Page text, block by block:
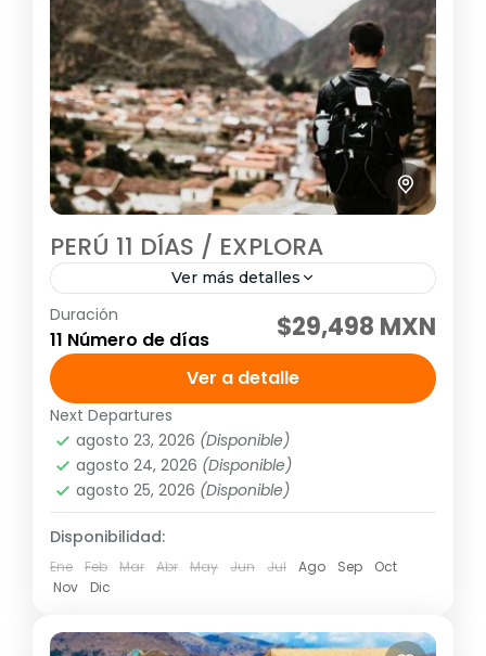
PERÚ 11 DÍAS / EXPLORA
Ver más detalles
Visitando: Lima, Arequipa, Colca, Puno,
Cusco y Machu Picchu Salidas: Diarias
garantizadas hasta el 20 de diciembre del
2026. Descarga el itinerario dando click
aquí...
América,Sudamérica
Media
1 Personas
Duración
11 Número de días $29,498 MXN
Ver a detalle
Next Departures
agosto 23, 2026 (Disponible)
agosto 24, 2026 (Disponible)
agosto 25, 2026 (Disponible)
Disponibilidad:
Ene Feb Mar Abr May Jun Jul Ago Sep
Oct
Nov
Dic